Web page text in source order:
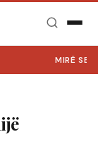
MIRË SE VINI NË